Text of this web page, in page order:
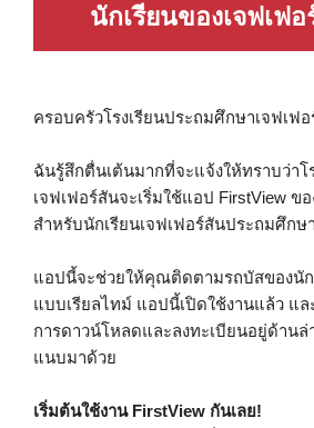
นักเรียนของเจฟเฟ
ครอบครัวโรงเรียนประถมศึกษาเจฟเฟ
ฉันรู้สึกตื่นเต้นมากที่จะแจ้งให้ทราบว่าโ
เจฟเฟอร์สันจะเริ่มใช้แอป FirstView ขอ
สำหรับนักเรียนเจฟเฟอร์สันประถมศึกษ
แอปนี้จะช่วยให้คุณติดตามรถบัสของนัก
แบบเรียลไทม์ แอปนี้เปิดใช้งานแล้ว แ
การดาวน์โหลดและลงทะเบียนอยู่ด้าน
แนบมาด้วย
เริ่มต้นใช้งาน FirstView กันเลย!